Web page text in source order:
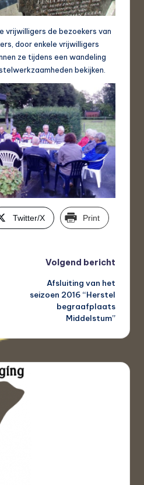
vrijwilligers de bezoekers van
door enkele vrijwilligers
ze tijdens een wandeling
bekijken.
Twitter/X Print
Volgend bericht
Afsluiting van het
seizoen 2016 “Herstel
begraafplaats
Middelstum”